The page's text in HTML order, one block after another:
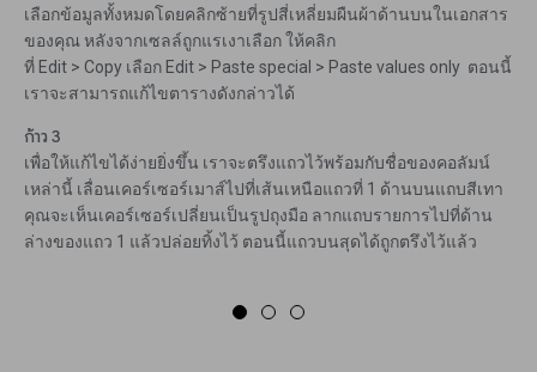
เลือกข้อมูลทั้งหมดโดยคลิกซ้ายที่รูปสี่เหลี่ยมผืนผ้าด้านบนในเอกสาร
ของคุณ หลังจากเซลล์ถูกแรเงาเลือก ให้คลิก
ที่ Edit > Copy เลือก Edit > Paste special > Paste values only ตอนนี้
เราจะสามารถแก้ไขตารางดังกล่าวได้
ก้าว 3
เพื่อให้แก้ไขได้ง่ายยิ่งขึ้น เราจะตรึงแถวไว้พร้อมกับชื่อของคอลัมน์
เหล่านี้ เลื่อนเคอร์เซอร์เมาส์ไปที่เส้นเหนือแถวที่ 1 ด้านบนแถบสีเทา
คุณจะเห็นเคอร์เซอร์เปลี่ยนเป็นรูปถุงมือ ลากแถบรายการไปที่ด้าน
ล่างของแถว 1 แล้วปล่อยทิ้งไว้ ตอนนี้แถวบนสุดได้ถูกตรึงไว้แล้ว